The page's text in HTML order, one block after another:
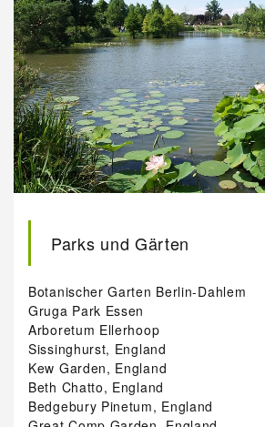
Parks und Gärten
Botanischer Garten Berlin-Dahlem
Gruga Park Essen
Arboretum Ellerhoop
Sissinghurst, England
Kew Garden, England
Beth Chatto, England
Bedgebury Pinetum, England